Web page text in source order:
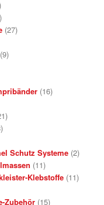
(27)
(9)
(16)
Schutz Systeme (2)
(11)
Klebstoffe (11)
Zubehör (15)